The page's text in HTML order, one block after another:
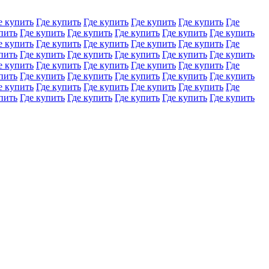
купить Где купить Где купить Где купить Где купить Где
Где купить Где купить Где купить Где купить Где купить
купить Где купить Где купить Где купить Где купить Где
Где купить Где купить Где купить Где купить Где купить
купить Где купить Где купить Где купить Где купить Где
Где купить Где купить Где купить Где купить Где купить
купить Где купить Где купить Где купить Где купить Где
Где купить Где купить Где купить Где купить Где купить